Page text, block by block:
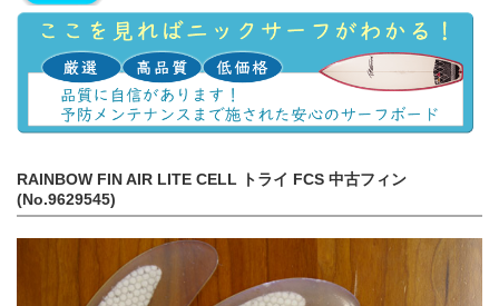
RAINBOW FIN AIR LITE CELL トライ FCS 中古フィン
(No.9629545)